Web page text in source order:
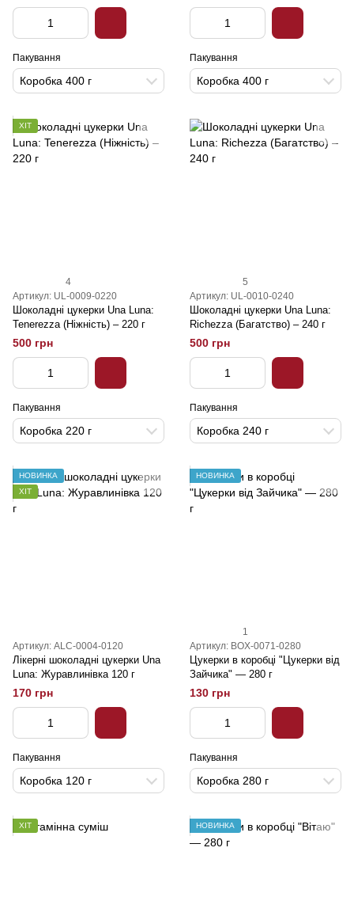
Пакування
Коробка 400 г
Пакування
Коробка 400 г
ХІТ
4
Артикул: UL-0009-0220
Шоколадні цукерки Una Luna:
Tenerezza (Ніжність) – 220 г
500 грн
Пакування
Коробка 220 г
5
Артикул: UL-0010-0240
Шоколадні цукерки Una Luna:
Richezza (Багатство) – 240 г
500 грн
Пакування
Коробка 240 г
НОВИНКА
ХІТ
Артикул: ALC-0004-0120
Лікерні шоколадні цукерки Una
Luna: Журавлинівка 120 г
170 грн
Пакування
Коробка 120 г
НОВИНКА
1
Артикул: BOX-0071-0280
Цукерки в коробці "Цукерки від
Зайчика" — 280 г
130 грн
Пакування
Коробка 280 г
ХІТ НОВИНКА